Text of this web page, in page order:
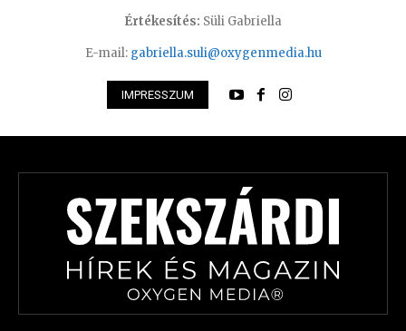
Értékesítés: Süli Gabriella
E-mail: gabriella.suli@oxygenmedia.hu
IMPRESSZUM